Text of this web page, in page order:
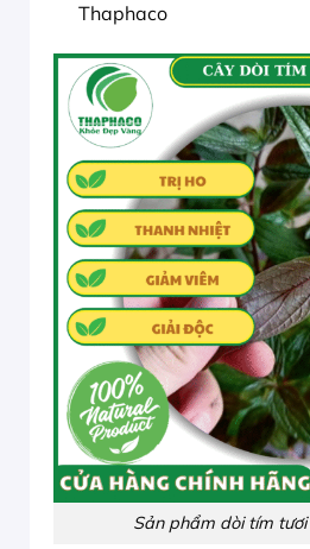
Thaphaco
Sản phẩm dòi tím